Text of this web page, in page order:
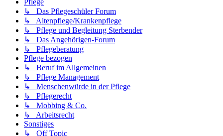
Pflege
↳ Das Pflegeschüler Forum
↳ Altenpflege/Krankenpflege
↳ Pflege und Begleitung Sterbender
↳ Das Angehörigen-Forum
↳ Pflegeberatung
Pflege bezogen
↳ Beruf im Allgemeinen
↳ Pflege Management
↳ Menschenwürde in der Pflege
↳ Pflegerecht
↳ Mobbing & Co.
↳ Arbeitsrecht
Sonstiges
↳ Off Topic